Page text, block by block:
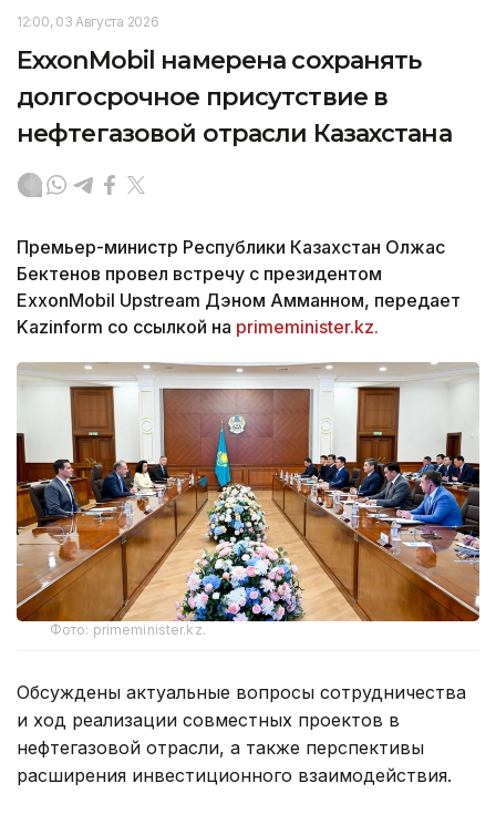
12:00, 03 Августа 2026
ExxonMobil намерена сохранять
долгосрочное присутствие в
нефтегазовой отрасли Казахстана
Премьер-министр Республики Казахстан Олжас
Бектенов провел встречу с президентом
ExxonMobil Upstream Дэном Амманном, передает
Kazinform со ссылкой на primeminister.kz.
Фото: primeminister.kz.
Обсуждены актуальные вопросы сотрудничества
и ход реализации совместных проектов в
нефтегазовой отрасли, а также перспективы
расширения инвестиционного взаимодействия.